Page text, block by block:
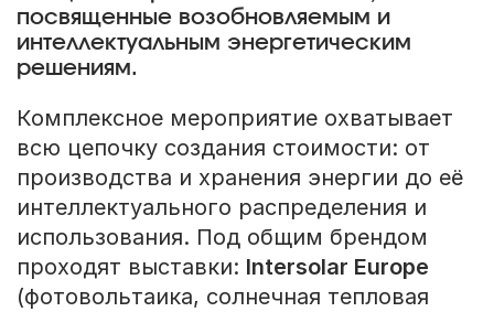
посвященные возобновляемым и
интеллектуальным энергетическим
решениям.
Комплексное мероприятие охватывает
всю цепочку создания стоимости: от
производства и хранения энергии до её
интеллектуального распределения и
использования. Под общим брендом
проходят выставки: Intersolar Europe
(фотовольтаика, солнечная тепловая